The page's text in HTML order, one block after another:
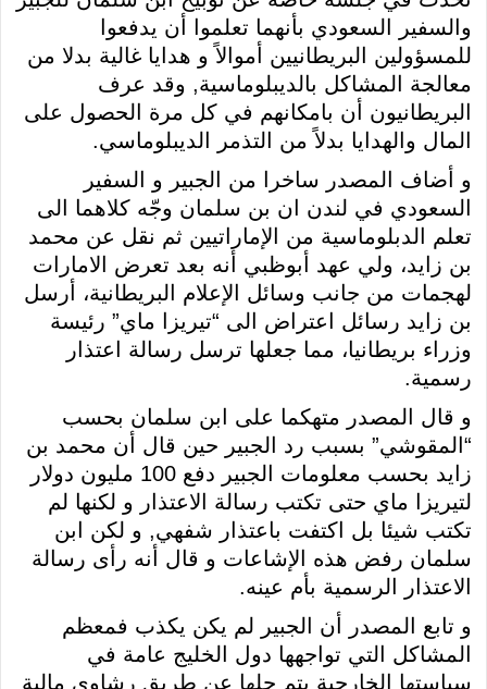
والسفير السعودي بأنهما تعلموا أن يدفعوا
للمسؤولين البريطانيين أموالاً و هدايا غالية بدلا من
معالجة المشاكل بالديبلوماسية, وقد عرف
البريطانيون أن بامكانهم في كل مرة الحصول على
المال والهدايا بدلاً من التذمر الديبلوماسي.
و أضاف المصدر ساخرا من الجبير و السفير
السعودي في لندن ان بن سلمان وجّه كلاهما الى
تعلم الدبلوماسية من الإماراتيين ثم نقل عن محمد
بن زايد، ولي عهد أبوظبي أنه بعد تعرض الامارات
لهجمات من جانب وسائل الإعلام البريطانية، أرسل
بن زايد رسائل اعتراض الى “تيريزا ماي” رئيسة
وزراء بريطانيا، مما جعلها ترسل رسالة اعتذار
رسمية.
و قال المصدر متهكما على ابن سلمان بحسب
“المقوشي” بسبب رد الجبير حين قال أن محمد بن
زايد بحسب معلومات الجبير دفع 100 مليون دولار
لتيريزا ماي حتى تكتب رسالة الاعتذار و لكنها لم
تكتب شيئا بل اكتفت باعتذار شفهي, و لكن ابن
سلمان رفض هذه الإشاعات و قال أنه رأى رسالة
الاعتذار الرسمية بأم عينه.
و تابع المصدر أن الجبير لم يكن يكذب فمعظم
المشاكل التي تواجهها دول الخليج عامة في
سياستها الخارجية يتم حلها عن طريق رشاوي مالية